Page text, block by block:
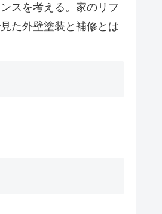
スを考える。家のリフ
た外壁塗装と補修とは